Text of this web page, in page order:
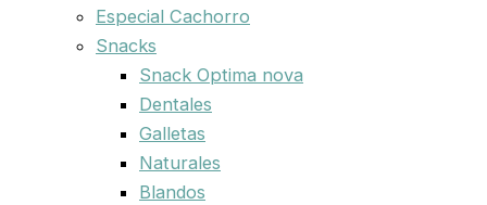
Especial Cachorro
Snacks
Snack Optima nova
Dentales
Galletas
Naturales
Blandos